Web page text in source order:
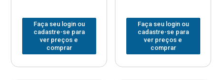
Faça seu login ou
cadastre-se para
ver preços e
comprar
Faça seu login ou
cadastre-se para
ver preços e
comprar